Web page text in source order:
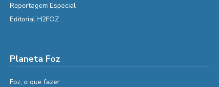
Reportagem Especial
Editorial H2FOZ
Planeta Foz
Foz, o que fazer